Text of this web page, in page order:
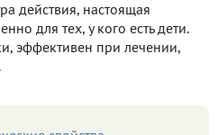
действия, настоящая
для тех, у кого есть дети.
эффективен при лечении,